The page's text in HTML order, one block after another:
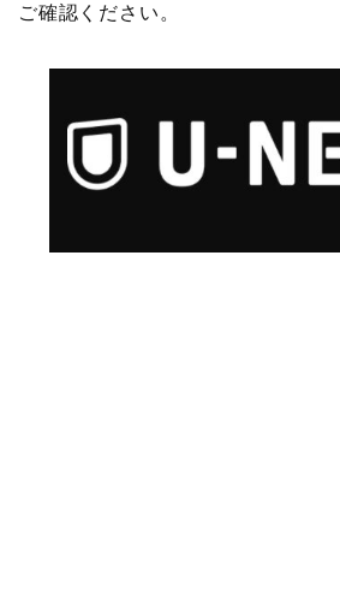
ご確認ください。